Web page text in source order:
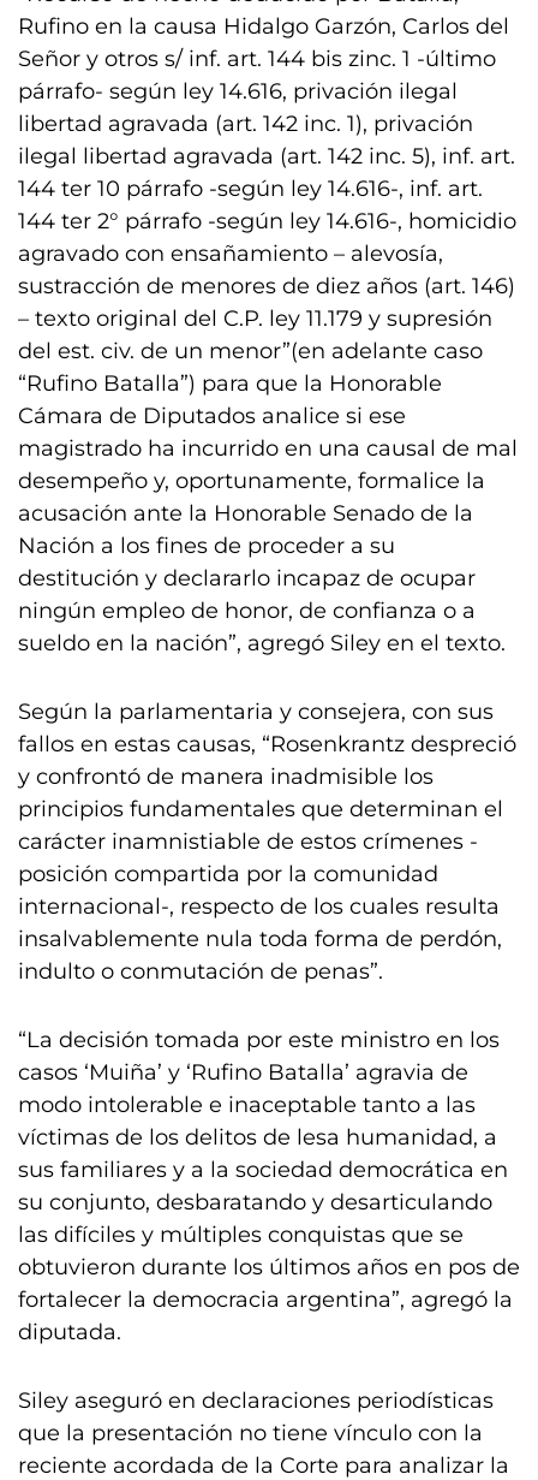
Rufino en la causa Hidalgo Garzón, Carlos del
Señor y otros s/ inf. art. 144 bis zinc. 1 -último
párrafo- según ley 14.616, privación ilegal
libertad agravada (art. 142 inc. 1), privación
ilegal libertad agravada (art. 142 inc. 5), inf. art.
144 ter 10 párrafo -según ley 14.616-, inf. art.
144 ter 2° párrafo -según ley 14.616-, homicidio
agravado con ensañamiento – alevosía,
sustracción de menores de diez años (art. 146)
– texto original del C.P. ley 11.179 y supresión
del est. civ. de un menor”(en adelante caso
“Rufino Batalla”) para que la Honorable
Cámara de Diputados analice si ese
magistrado ha incurrido en una causal de mal
desempeño y, oportunamente, formalice la
acusación ante la Honorable Senado de la
Nación a los fines de proceder a su
destitución y declararlo incapaz de ocupar
ningún empleo de honor, de confianza o a
sueldo en la nación”, agregó Siley en el texto.
Según la parlamentaria y consejera, con sus
fallos en estas causas, “Rosenkrantz despreció
y confrontó de manera inadmisible los
principios fundamentales que determinan el
carácter inamnistiable de estos crímenes -
posición compartida por la comunidad
internacional-, respecto de los cuales resulta
insalvablemente nula toda forma de perdón,
indulto o conmutación de penas”.
“La decisión tomada por este ministro en los
casos ‘Muiña’ y ‘Rufino Batalla’ agravia de
modo intolerable e inaceptable tanto a las
víctimas de los delitos de lesa humanidad, a
sus familiares y a la sociedad democrática en
su conjunto, desbaratando y desarticulando
las difíciles y múltiples conquistas que se
obtuvieron durante los últimos años en pos de
fortalecer la democracia argentina”, agregó la
diputada.
Siley aseguró en declaraciones periodísticas
que la presentación no tiene vínculo con la
reciente acordada de la Corte para analizar la